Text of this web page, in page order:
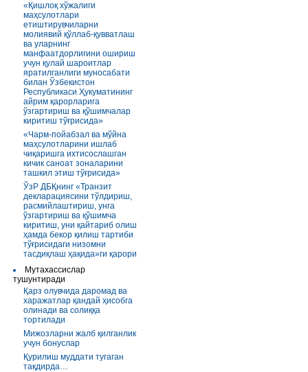
«Қишлоқ хўжалиги
маҳсулотлари
етиштирувчиларни
молиявий қўллаб-қувватлаш
ва уларнинг
манфаатдорлигини ошириш
учун қулай шароитлар
яратилганлиги муносабати
билан Ўзбекистон
Республикаси Ҳукуматининг
айрим қарорларига
ўзгартириш ва қўшимчалар
киритиш тўғрисида»
«Чарм-пойабзал ва мўйна
маҳсулотларини ишлаб
чиқаришга ихтисослашган
кичик саноат зоналарини
ташкил этиш тўғрисида»
ЎзР ДБҚнинг «Транзит
декларациясини тўлдириш,
расмийлаштириш, унга
ўзгартириш ва қўшимча
киритиш, уни қайтариб олиш
ҳамда бекор қилиш тартиби
тўғрисидаги низомни
тасдиқлаш ҳақида»ги қарори
Мутахассислар
тушунтиради
Қарз олувчида даромад ва
харажатлар қандай ҳисобга
олинади ва солиққа
тортилади
Мижозларни жалб қилганлик
учун бонуслар
Қурилиш муддати тугаган
тақдирда…